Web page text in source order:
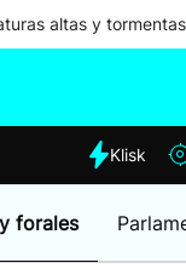
altas y tormentas
Klisk
forales